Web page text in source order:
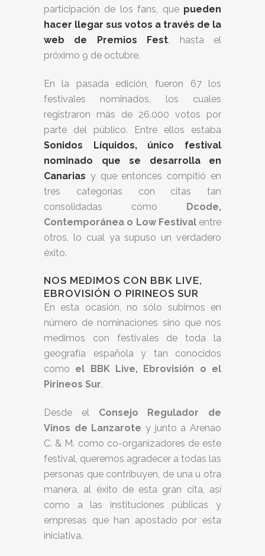
participación de los fans, que pueden
hacer llegar sus votos a través de la
web de Premios Fest, hasta el
próximo 9 de octubre.
En la pasada edición, fueron 67 los
festivales nominados, los cuales
registraron más de 26.000 votos por
parte del público. Entre ellos estaba
Sonidos Líquidos, único festival
nominado que se desarrolla en
Canarias y que entonces compitió en
tres categorías con citas tan
consolidadas como Dcode,
Contemporánea o Low Festivalentre
otros, lo cual ya supuso un verdadero
éxito.
NOS MEDIMOS CON BBK LIVE,
EBROVISIÓN O PIRINEOS SUR
En esta ocasión, no sólo subimos en
número de nominaciones sino que nos
medimos con festivales de toda la
geografía española y tan conocidos
como el BBK Live, Ebrovisión o el
Pirineos Sur.
Desde el Consejo Regulador de
Vinos de Lanzarote y junto a Arenao
C. & M. como co-organizadores de este
festival, queremos agradecer a todas las
personas que contribuyen, de una u otra
manera, al éxito de esta gran cita, así
como a las instituciones públicas y
empresas que han apostado por esta
iniciativa.